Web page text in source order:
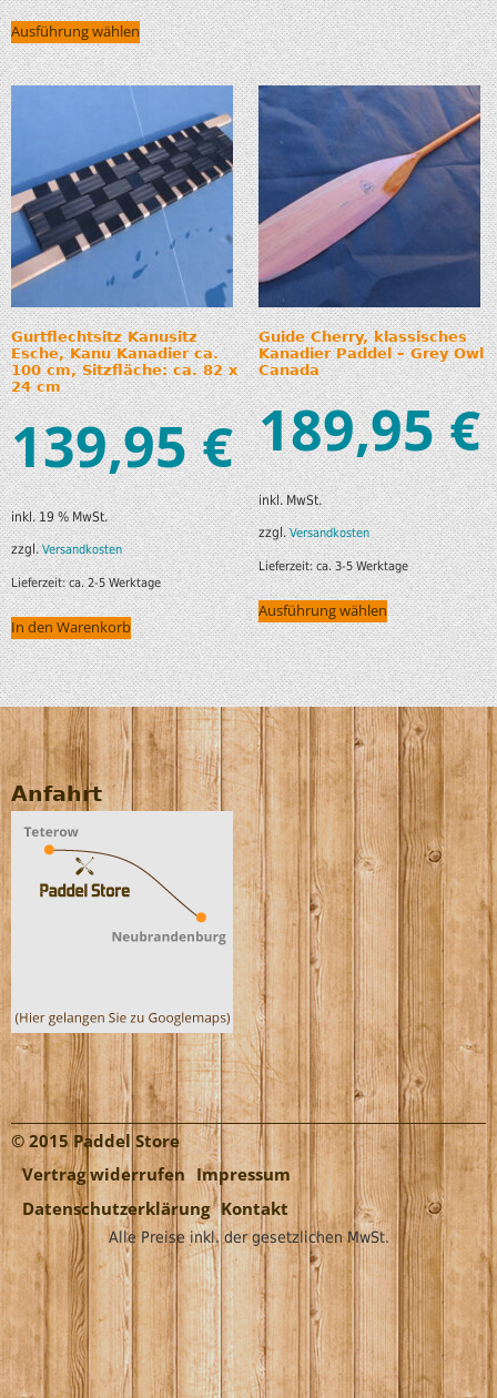
Ausführung wählen
Gurtflechtsitz Kanusitz
Esche, Kanu Kanadier ca.
100 cm, Sitzfläche: ca. 82 x
24 cm
139,95€
inkl. 19 % MwSt.
zzgl.Versandkosten
Lieferzeit:ca. 2-5 Werktage
In den Warenkorb
Guide Cherry, klassisches
Kanadier Paddel – Grey Owl
Canada
189,95€
inkl. MwSt.
zzgl.Versandkosten
Lieferzeit:ca. 3-5 Werktage
Ausführung wählen
Anfahrt
© 2015 Paddel Store
Vertrag widerrufen Impressum
Datenschutzerklärung Kontakt
Alle Preise inkl. der gesetzlichen MwSt.